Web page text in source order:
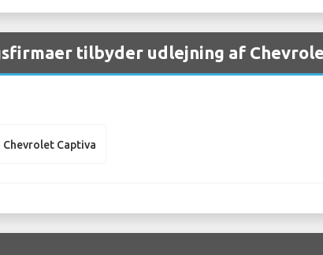
tilbyder udlejning af
Chevrolet Captiva